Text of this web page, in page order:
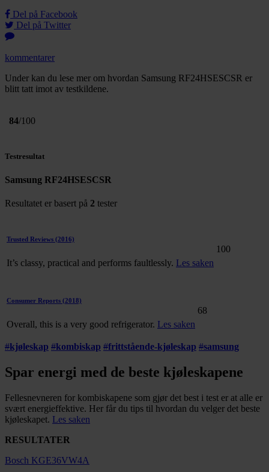
Del på Facebook
Del på Twitter
kommentarer
Under kan du lese mer om hvordan Samsung RF24HSESCSR er
blitt tatt imot av testkildene.
84/100
Testresultat
Samsung RF24HSESCSR
Resultatet er basert på 2 tester
Trusted Reviews (2016)
It’s classy, practical and performs faultlessly. Les saken
100
Consumer Reports (2018)
Overall, this is a very good refrigerator. Les saken
68
#kjøleskap #kombiskap #frittstående-kjøleskap #samsung
Spar energi med de beste kjøleskapene
Fellesnevneren for kombiskapene som gjør det best i test er at alle er
svært energieffektive. Her får du tips til hvordan du velger det beste
kjøleskapet. Les saken
RESULTATER
Bosch KGE36VW4A